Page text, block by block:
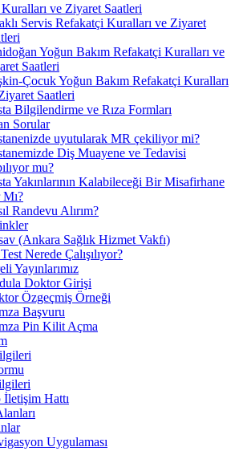
ve Ziyaret Saatleri
Servis Refakatçi Kuralları ve Ziyaret
Yoğun Bakım Refakatçi Kuralları ve
Saatleri
Çocuk Yoğun Bakım Refakatçi Kuralları
Saatleri
Bilgilendirme ve Rıza Formları
Sorular
uyutularak MR çekiliyor mi?
Diş Muayene ve Tedavisi
mu?
Yakınlarının Kalabileceği Bir Misafirhane
Randevu Alırım?
(Ankara Sağlık Hizmet Vakfı)
Nerede Çalışılıyor?
Yayınlarımız
Doktor Girişi
Özgeçmiş Örneği
Başvuru
Pin Kilit Açma
İletişim Hattı
Uygulaması